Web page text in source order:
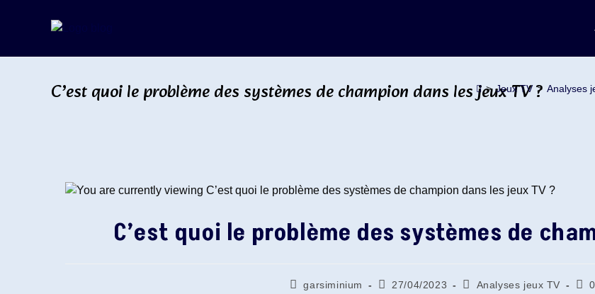
C’est quoi le problème des systèmes de champion dans les jeux TV ?
> Jeux TV > Analyses
C’est quoi le problème des systèmes de
Auteur/autrice
garsiminium
Publication
27/04/2023
PostAnalyses jeux TV